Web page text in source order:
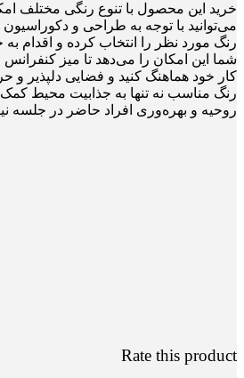
خرید این محصول با تنوع رنگی مختلف
می‌توانید با توجه به طراحی و
رنگ مورد نظر را انتخاب کرده و اقدام به
شما این امکان را می‌دهد تا میز کنفرانس
کار خود هماهنگ کنید و فضایی دلپذیر و
رنگ مناسب نه تنها به جذابیت محیط کمک
روحیه و بهره‌وری افراد حاضر در جلسه
Rate this product